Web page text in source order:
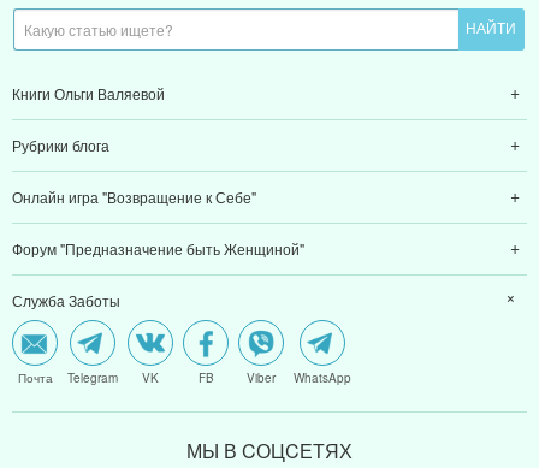
Книги Ольги Валяевой
Рубрики блога
Онлайн игра "Возвращение к Себе"
Форум "Предназначение быть Женщиной"
Служба Заботы
Почта Telegram VK FB Viber WhatsApp
МЫ В CОЦCЕТЯХ